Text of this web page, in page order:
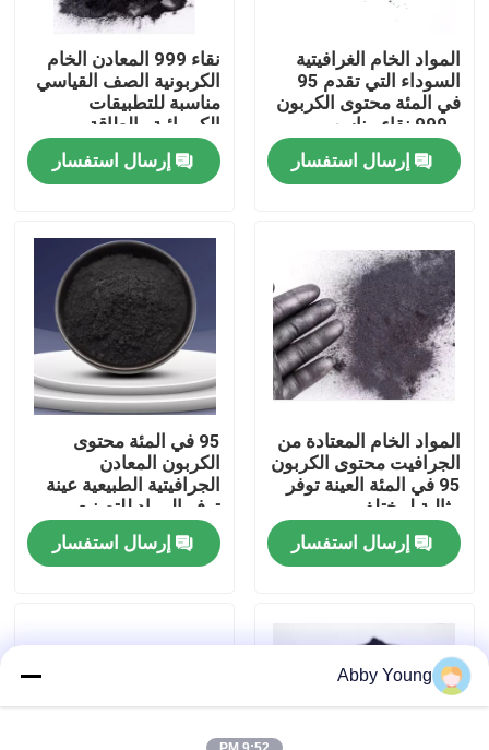
مسكن
منتجات
معلومات عنا
جولة في المعمل
مراقبة الجودة
اتصل بنا
أخبار
المواد الخام الجرافيت
فليك الجرافيت الطبيعي
المواد الخام الغرافيتية
السوداء التي تقدم 95
في المئة محتوى الكربون
و 999 نقاء مناسب
للتطبيقات التقنية
إرسال استفسار
نقاء 999 المعادن الخام
الكربونية الصف القياسي
مناسبة للتطبيقات
الكيميائية والطاقة
الصناعية
إرسال استفسار
المواد الخام المعتادة من
الجرافيت محتوى الكربون
95 في المئة العينة توفر
مثالية لمختلف
الاستخدامات الصناعية
والتصنيعيةإرسال استفسار
95 في المئة محتوى
الكربون المعادن
الجرافيتية الطبيعية عينة
توفر المواد للتصنيع
والمعالجة الصناعية
إرسال استفسار
Abby Young